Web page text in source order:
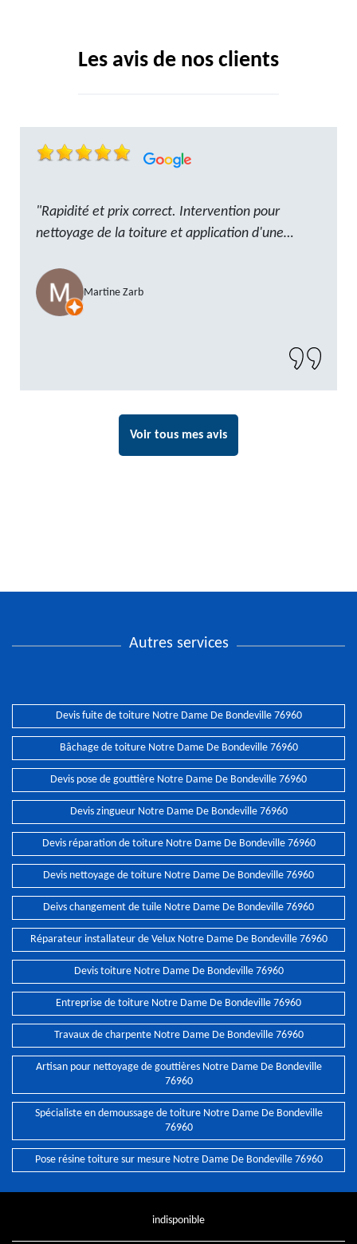
Les avis de nos clients
"Rapidité et prix correct. Intervention pour
nettoyage de la toiture et application d'une
nous savons que nous pouvons compter sur M.
GOT. Très content de la prestation, a
recommander sans problème"
Martine Zarb
Voir tous mes avis
Autres services
Devis fuite de toiture Notre Dame De Bondeville 76960
Bâchage de toiture Notre Dame De Bondeville 76960
Devis pose de gouttière Notre Dame De Bondeville 76960
Devis zingueur Notre Dame De Bondeville 76960
Devis réparation de toiture Notre Dame De Bondeville 76960
Devis nettoyage de toiture Notre Dame De Bondeville 76960
Deivs changement de tuile Notre Dame De Bondeville 76960
Réparateur installateur de Velux Notre Dame De Bondeville 76960
Devis toiture Notre Dame De Bondeville 76960
Entreprise de toiture Notre Dame De Bondeville 76960
Travaux de charpente Notre Dame De Bondeville 76960
Artisan pour nettoyage de gouttières Notre Dame De Bondeville
76960
Spécialiste en demoussage de toiture Notre Dame De Bondeville
76960
Pose résine toiture sur mesure Notre Dame De Bondeville 76960
indisponible